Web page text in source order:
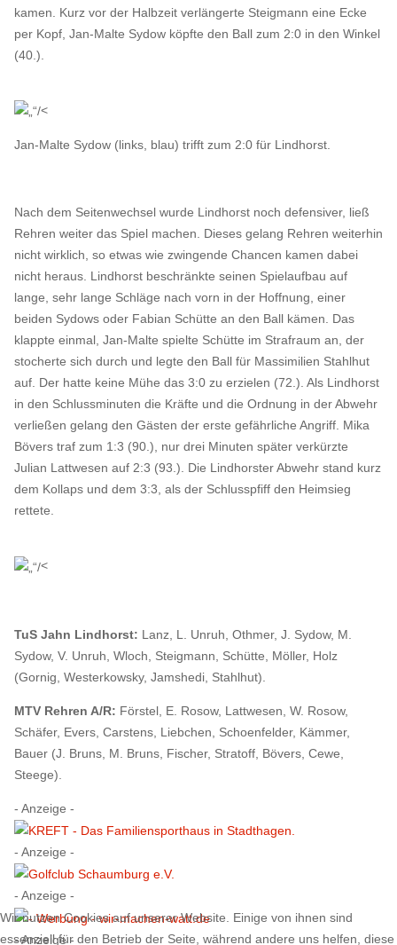
kamen. Kurz vor der Halbzeit verlängerte Steigmann eine Ecke
per Kopf, Jan-Malte Sydow köpfte den Ball zum 2:0 in den Winkel
(40.).
<
Jan-Malte Sydow (links, blau) trifft zum 2:0 für Lindhorst.
Nach dem Seitenwechsel wurde Lindhorst noch defensiver, ließ
Rehren weiter das Spiel machen. Dieses gelang Rehren weiterhin
nicht wirklich, so etwas wie zwingende Chancen kamen dabei
nicht heraus. Lindhorst beschränkte seinen Spielaufbau auf
lange, sehr lange Schläge nach vorn in der Hoffnung, einer
beiden Sydows oder Fabian Schütte an den Ball kämen. Das
klappte einmal, Jan-Malte spielte Schütte im Strafraum an, der
stocherte sich durch und legte den Ball für Massimilien Stahlhut
auf. Der hatte keine Mühe das 3:0 zu erzielen (72.). Als Lindhorst
in den Schlussminuten die Kräfte und die Ordnung in der Abwehr
verließen gelang den Gästen der erste gefährliche Angriff. Mika
Bövers traf zum 1:3 (90.), nur drei Minuten später verkürzte
Julian Lattwesen auf 2:3 (93.). Die Lindhorster Abwehr stand kurz
dem Kollaps und dem 3:3, als der Schlusspfiff den Heimsieg
rettete.
<
TuS Jahn Lindhorst: Lanz, L. Unruh, Othmer, J. Sydow, M.
Sydow, V. Unruh, Wloch, Steigmann, Schütte, Möller, Holz
(Gornig, Westerkowsky, Jamshedi, Stahlhut).
MTV Rehren A/R: Förstel, E. Rosow, Lattwesen, W. Rosow,
Schäfer, Evers, Carstens, Liebchen, Schoenfelder, Kämmer,
Bauer (J. Bruns, M. Bruns, Fischer, Stratoff, Bövers, Cewe,
Steege).
- Anzeige -
- Anzeige -
- Anzeige -
- Anzeige -
Wir nutzen Cookies auf unserer Website. Einige von ihnen sind
essenziell für den Betrieb der Seite, während andere uns helfen, diese